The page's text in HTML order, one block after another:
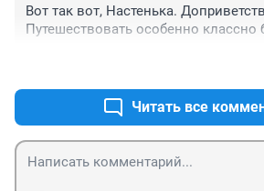
Вот так вот, Настенька.
Путешествовать особенно классно
Читать все